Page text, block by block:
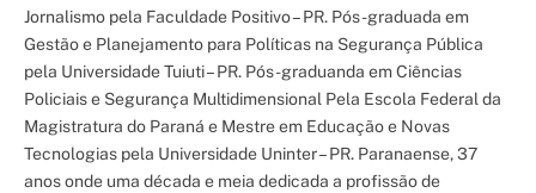
Jornalismo pela Faculdade Positivo – PR. Pós-graduada em
Gestão e Planejamento para Políticas na Segurança Pública
pela Universidade Tuiuti – PR. Pós-graduanda em Ciências
Policiais e Segurança Multidimensional Pela Escola Federal da
Magistratura do Paraná e Mestre em Educação e Novas
Tecnologias pela Universidade Uninter – PR. Paranaense, 37
anos onde uma década e meia dedicada a profissão de